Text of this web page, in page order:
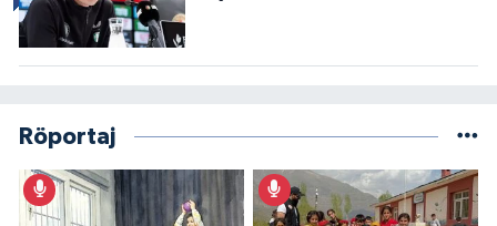
Röportaj